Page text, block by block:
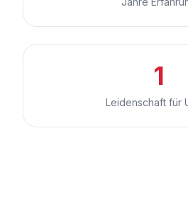
1
Leidenschaft für